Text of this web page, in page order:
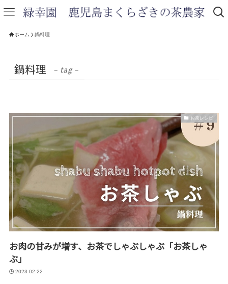
ホーム 鍋料理
鍋料理 – tag –
お茶レシピ
お肉の甘みが増す、お茶でしゃぶしゃぶ「お茶しゃ
ぶ」
2023-02-22